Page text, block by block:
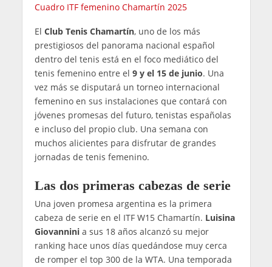
Cuadro ITF femenino Chamartín 2025
El Club Tenis Chamartín, uno de los más
prestigiosos del panorama nacional español
dentro del tenis está en el foco mediático del
tenis femenino entre el 9 y el 15 de junio. Una
vez más se disputará un torneo internacional
femenino en sus instalaciones que contará con
jóvenes promesas del futuro, tenistas españolas
e incluso del propio club. Una semana con
muchos alicientes para disfrutar de grandes
jornadas de tenis femenino.
Las dos primeras cabezas de serie
Una joven promesa argentina es la primera
cabeza de serie en el ITF W15 Chamartín. Luisina
Giovanninia sus 18 años alcanzó su mejor
ranking hace unos días quedándose muy cerca
de romper el top 300 de la WTA. Una temporada